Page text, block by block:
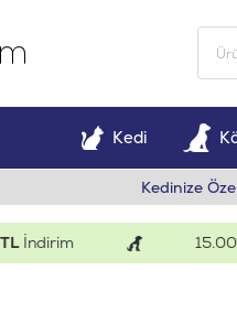
Kedi
Kedinize
15.000 TL